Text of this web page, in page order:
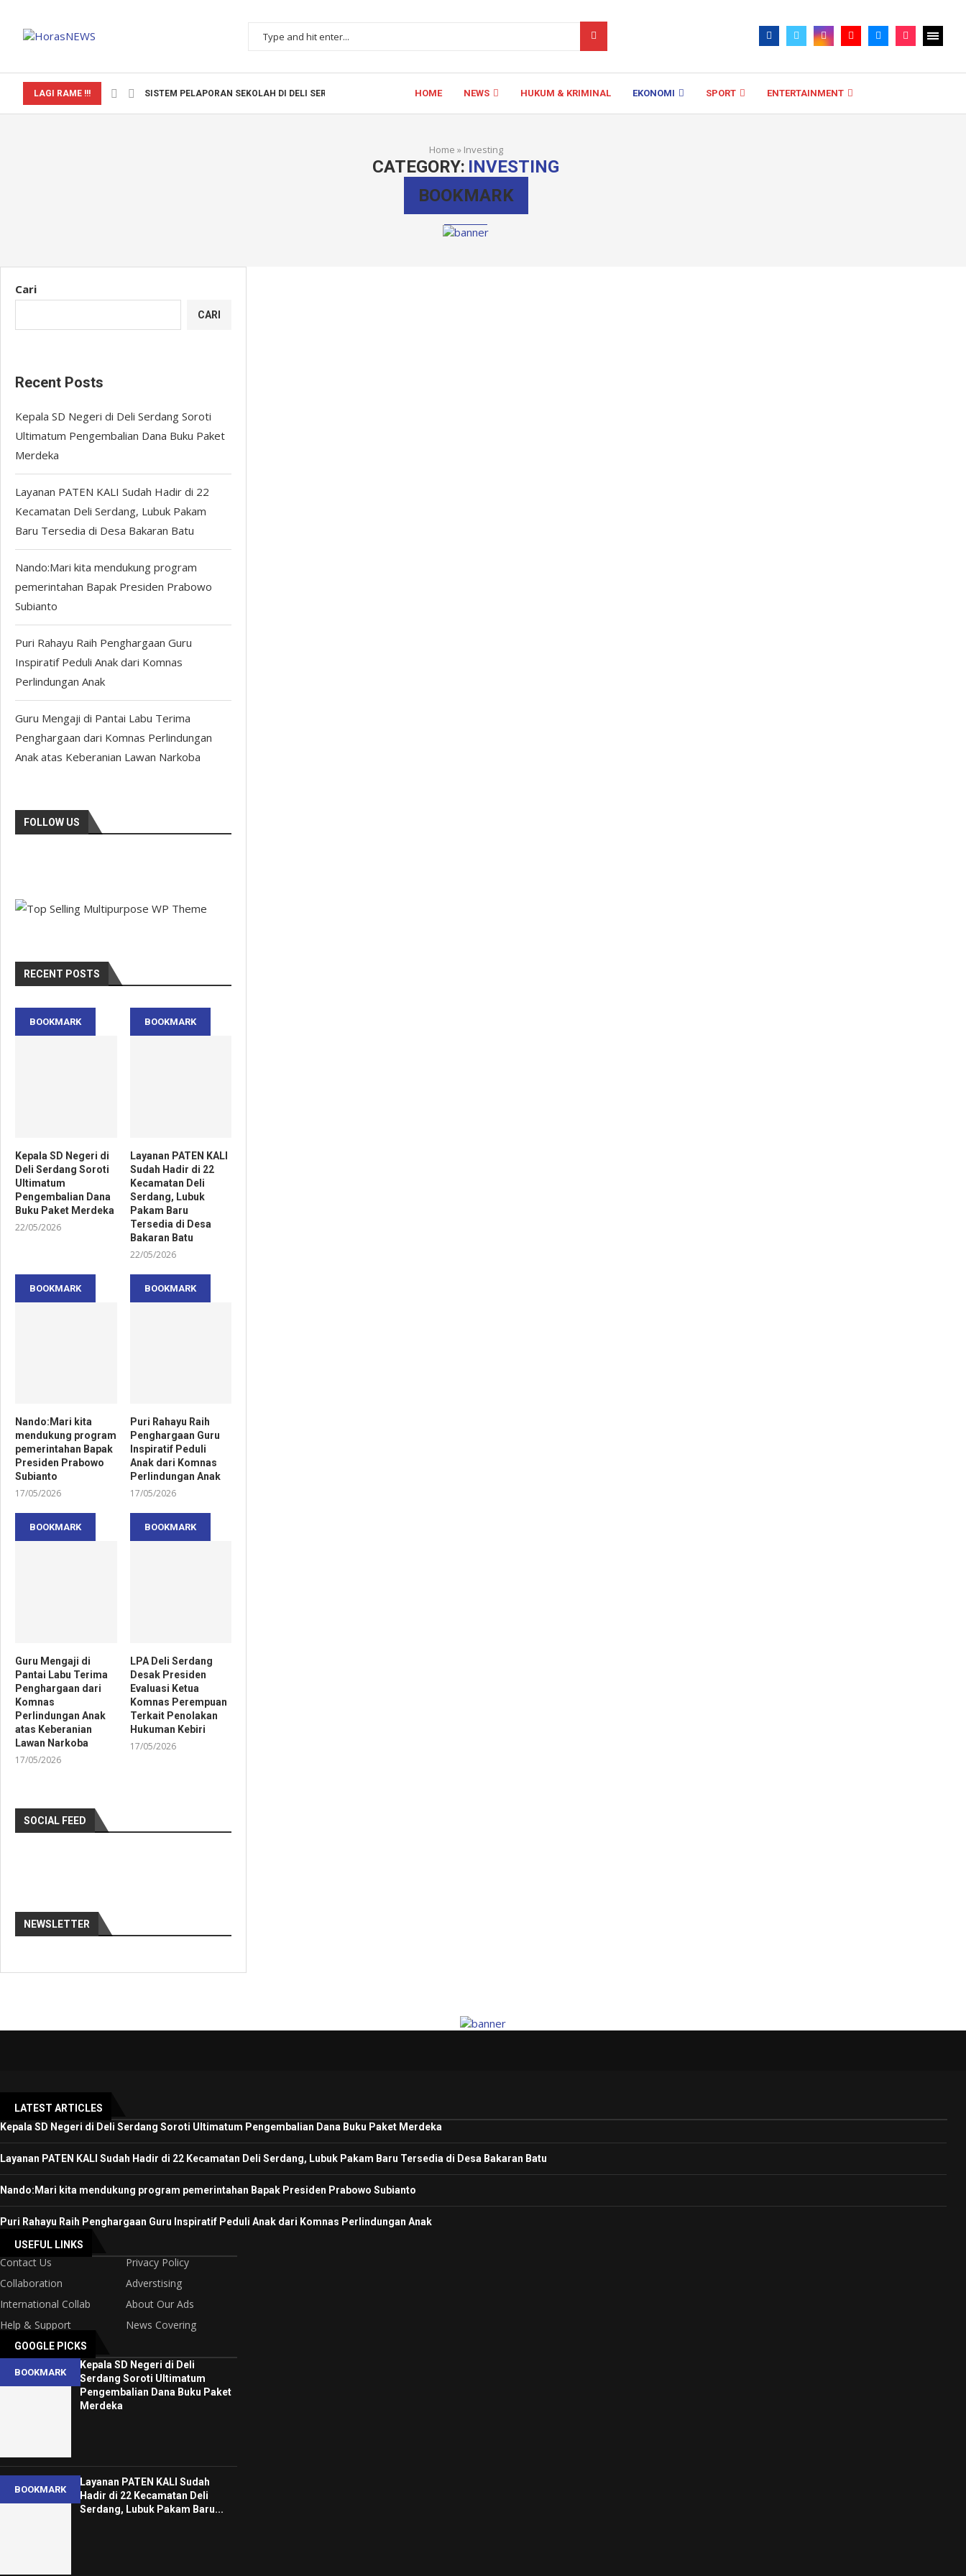
LAGI RAME !!! SISTEM PELAPORAN SEKOLAH DI DELI SERDANG DIKELUHKAN SEMRAWUT...
HOME NEWS HUKUM & KRIMINAL EKONOMI SPORT ENTERTAINMENT
Home » Investing
CATEGORY: INVESTING
BOOKMARK
Cari
CARI
Recent Posts
Kepala SD Negeri di Deli Serdang Soroti
Ultimatum Pengembalian Dana Buku Paket
Merdeka
Layanan PATEN KALI Sudah Hadir di 22
Kecamatan Deli Serdang, Lubuk Pakam
Baru Tersedia di Desa Bakaran Batu
Nando:Mari kita mendukung program
pemerintahan Bapak Presiden Prabowo
Subianto
Puri Rahayu Raih Penghargaan Guru
Inspiratif Peduli Anak dari Komnas
Perlindungan Anak
Guru Mengaji di Pantai Labu Terima
Penghargaan dari Komnas Perlindungan
Anak atas Keberanian Lawan Narkoba
FOLLOW US
RECENT POSTS
BOOKMARK
Kepala SD Negeri di
Deli Serdang Soroti
Ultimatum
Pengembalian Dana
Buku Paket Merdeka
22/05/2026
BOOKMARK
Layanan PATEN KALI
Sudah Hadir di 22
Kecamatan Deli
Serdang, Lubuk
Pakam Baru
Tersedia di Desa
Bakaran Batu
22/05/2026
BOOKMARK
Nando:Mari kita
mendukung program
pemerintahan Bapak
Presiden Prabowo
Subianto
17/05/2026
BOOKMARK
Puri Rahayu Raih
Penghargaan Guru
Inspiratif Peduli
Anak dari Komnas
Perlindungan Anak
17/05/2026
BOOKMARK
Guru Mengaji di
Pantai Labu Terima
Penghargaan dari
Komnas
Perlindungan Anak
atas Keberanian
Lawan Narkoba
17/05/2026
BOOKMARK
LPA Deli Serdang
Desak Presiden
Evaluasi Ketua
Komnas Perempuan
Terkait Penolakan
Hukuman Kebiri
17/05/2026
SOCIAL FEED
NEWSLETTER
LATEST ARTICLES
Kepala SD Negeri di Deli Serdang Soroti Ultimatum Pengembalian Dana Buku Paket Merdeka
Layanan PATEN KALI Sudah Hadir di 22 Kecamatan Deli Serdang, Lubuk Pakam Baru Tersedia di Desa Bakaran Batu
Nando:Mari kita mendukung program pemerintahan Bapak Presiden Prabowo Subianto
Puri Rahayu Raih Penghargaan Guru Inspiratif Peduli Anak dari Komnas Perlindungan Anak
USEFUL LINKS
Contact Us
Privacy Policy
Collaboration
Adverstising
International Collab
About Our Ads
Help & Support
News Covering
GOOGLE PICKS
BOOKMARK
Kepala SD Negeri di Deli
Serdang Soroti Ultimatum
Pengembalian Dana Buku Paket
Merdeka
BOOKMARK
Layanan PATEN KALI Sudah
Hadir di 22 Kecamatan Deli
Serdang, Lubuk Pakam Baru...